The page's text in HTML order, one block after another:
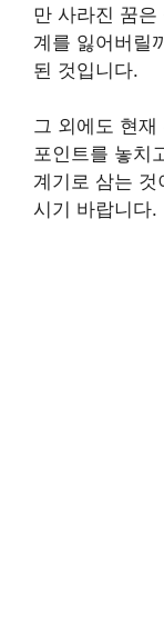
만 사라진 꿈
계를 잃어버릴
된 것입니다.
그 외에도 현
포인트를 놓치
계기로 삼는
시기 바랍니다.